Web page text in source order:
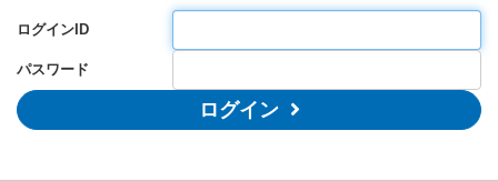
ログインID
パスワード
ログイン